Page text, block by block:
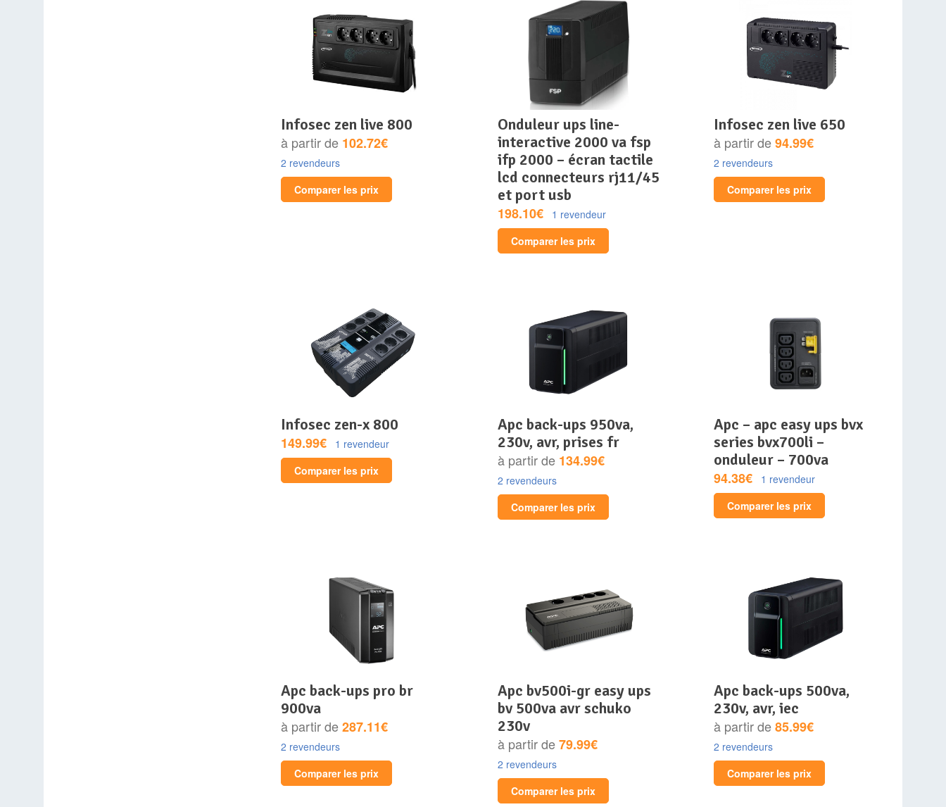
infosec zen live 800
à partir de 102.72€
2 revendeurs
Comparer les prix
onduleur ups line-
interactive 2000 va fsp
ifp 2000 – écran tactile
lcd connecteurs rj11/45
et port usb
198.10€
1 revendeur
Comparer les prix
infosec zen live 650
à partir de94.99€
2 revendeurs
Comparer les prix
infosec zen-x 800
149.99€
1 revendeur
Comparer les prix
apc back-ups 950va,
230v, avr, prises fr
à partir de 134.99€
2 revendeurs
Comparer les prix
apc – apc easy ups bvx
series bvx700li –
onduleur – 700va
94.38€
1 revendeur
Comparer les prix
apc back-ups pro br
900va
à partir de287.11€
2 revendeurs
Comparer les prix
apc bv500i-gr easy ups
bv 500va avr schuko
230v
à partir de79.99€
2 revendeurs
Comparer les prix
apc back-ups 500va,
230v, avr, iec
à partir de85.99€
2 revendeurs
Comparer les prix